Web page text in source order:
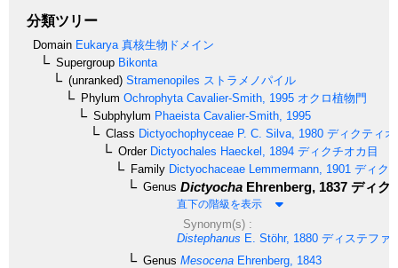
分類ツリー
Domain Eukarya 真核生物ドメイン
Supergroup Bikonta
(unranked) Stramenopiles ストラメノパイル
Phylum Ochrophyta Cavalier-Smith, 1995 オクロ植物門
Subphylum Phaeista Cavalier-Smith, 1995
Class Dictyochophyceae P. C. Silva, 1980 ディクティ
OrderDictyochales Haeckel, 1894 ディクチオカ目
Family Dictyochaceae Lemmermann, 1901 ディク
Genus Dictyocha Ehrenberg, 1837 ディク
直下の階級を表示
Synonym(s) :
Distephanus E. Stöhr, 1880 ディステファ
Genus Mesocena Ehrenberg, 1843